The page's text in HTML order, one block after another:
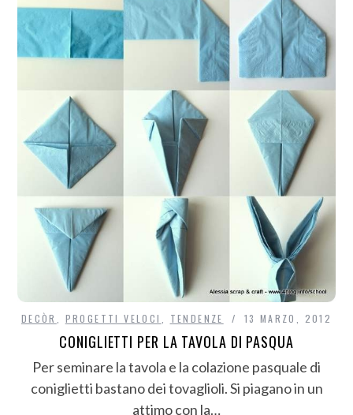
DECÒR PROGETTI VELOCI TENDENZE 13 MARZO, 2012
CONIGLIETTI PER LA TAVOLA DI PASQUA
Per seminare la tavola e la colazione pasquale di
coniglietti bastano dei tovaglioli. Si piagano in un
attimo con la…